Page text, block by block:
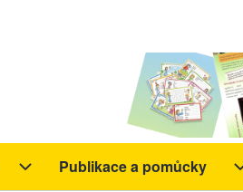
Burza nápadů sub-navigation
Publikace a pomůcky